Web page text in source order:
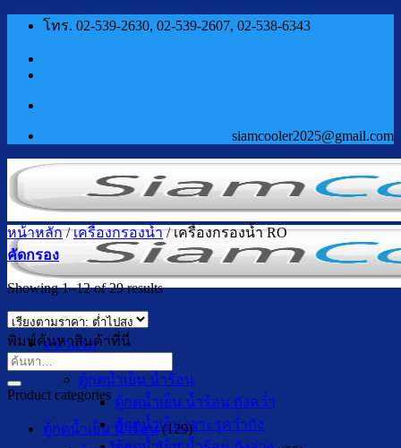
ข้าม
โทร. 02-539-2630, 02-539-2607, 02-538-6343
siamcooler2025@gmail.com
หน้าแรก
ตู้กดน้ำเย็น น้ำร้อน
ตู้กดน้ำเย็น น้ำร้อน ถังคว่ำ
ตู้กดน้ำเย็น เจาะรูคว่ำถัง
หน้าหลัก / เครื่องกรองน้ำ /เครื่องกรองน้ำ RO
คัดกรอง
Showing 1–12 of 29 resultsSorted
to
high
พิมพ์ค้นหาสินค้าที่นี่
ค้นหา:
Product categories
ตู้กดน้ำเย็น น้ำร้อน (129)